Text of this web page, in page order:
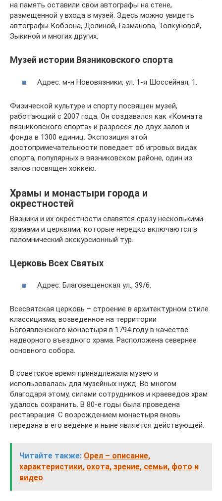
на память оставили свои автографы на стене,
размещенной у входа в музей. Здесь можно увидеть
автографы Кобзона, Долиной, Газманова, Толкуновой,
Зыкиной и многих других.
Музей истории Вязниковского спорта
Адрес: м-н Нововязники, ул. 1-я Шоссейная, 1.
Физической культуре и спорту посвящен музей,
работающий с 2007 года. Он создавался как «Комната
вязниковского спорта» и разросся до двух залов и
фонда в 1300 единиц. Экспозиция этой
достопримечательности поведает об игровых видах
спорта, популярных в вязниковском районе, один из
залов посвящен хоккею.
Храмы и монастыри города и
окрестностей
Вязники и их окрестности славятся сразу несколькими
храмами и церквями, которые нередко включаются в
паломнический экскурсионный тур.
Церковь Всех Святых
Адрес: Благовещенская ул., 39/6.
Всесвятская церковь – строение в архитектурном стиле
классицизма, возведенное на территории
Богоявленского монастыря в 1794 году в качестве
надворного въездного храма. Расположена севернее
основного собора.
В советское время принадлежала музею и
использовалась для музейных нужд. Во многом
благодаря этому, силами сотрудников и краеведов храм
удалось сохранить. В 80-е годы была проведена
реставрация. С возрождением монастыря вновь
передана в его ведение и ныне является действующей.
Читайте также: Орел – описание,
характеристики, охота, зрение, семьи, фото и
видео